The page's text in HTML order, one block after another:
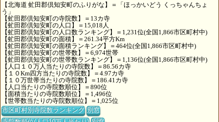
【北海道 虻田郡倶知安町のふりがな】＝「ほっかいどう くっちゃんちょ
う」
【虻田郡倶知安町の寺院数】＝13カ寺
【虻田郡倶知安町の人口】＝15,018人
【虻田郡倶知安町の人口数ランキング】＝1,231位(全国1,866市区町村中)
【虻田郡倶知安町の面積】＝261.34平方Km
【虻田郡倶知安町の面積ランキング】＝464位(全国1,866市区町村中)
【虻田郡倶知安町の世帯数】＝6,974世帯
【虻田郡倶知安町の世帯数ランキング】＝1,136位(全国1,866市区町村中)
【人口１０万人当たりの寺院数】＝86.56カ寺
【１０Km四方当たりの寺院数】＝4.97カ寺
【１０万世帯当たりの寺院数】＝186.41カ寺
【人口当たりの寺院数順位】＝890位
【面積当たりの寺院数順位】＝1,496位
【世帯数当たりの寺院数順位】＝1,025位
市区町村別寺院数ランキング 別窓